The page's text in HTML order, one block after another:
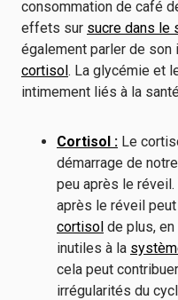
consommation de café
effets sur sucre dans le
également parler de son
cortisol. La glycémie et
intimement liés à la
Cortisol : Le
démarrage de
peu après le
après le réveil
cortisol de plus,
inutiles à la
cela peut
irrégularités du